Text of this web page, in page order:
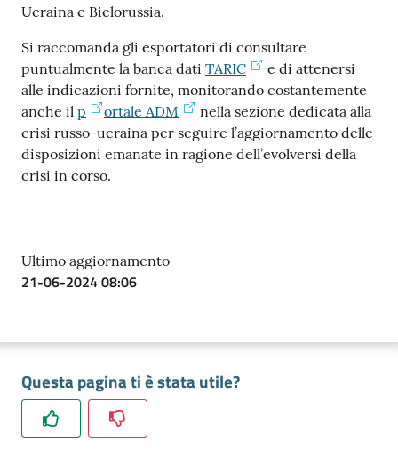
Ac
ce
di
ti
su
Ucraina e Bielorussia.
Si raccomanda gli esportatori di consultare
puntualmente la banca dati TARIC
e di attenersi
alle indicazioni fornite, monitorando costantemente
anche il p ortale ADM
nella sezione dedicata alla
crisi russo-ucraina per seguire l’aggiornamento delle
disposizioni emanate in ragione dell’evolversi della
crisi in corso.
Ultimo aggiornamento
21-06-2024 08:06
Questa pagina ti è stata utile?